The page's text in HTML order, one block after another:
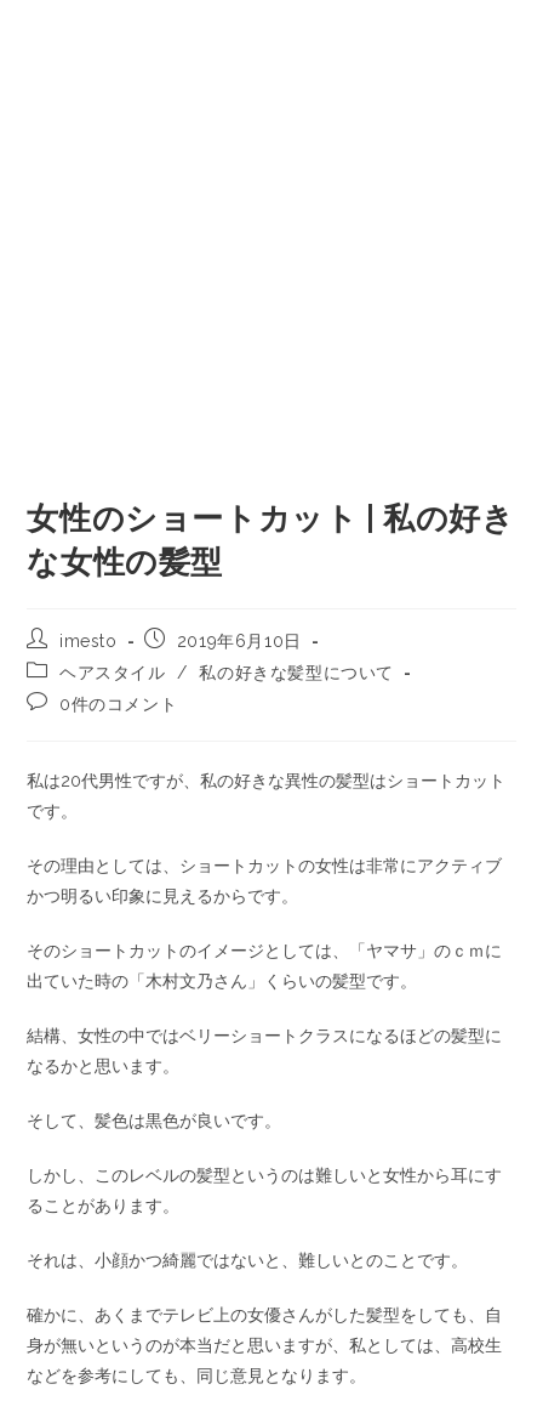
女性のショートカット | 私の好き
な女性の髪型
imesto
2019年6月10日
ヘアスタイル
/
私の好きな髪型について
0件のコメント
私は20代男性ですが、私の好きな異性の髪型はショートカット
です。
その理由としては、ショートカットの女性は非常にアクティブ
かつ明るい印象に見えるからです。
そのショートカットのイメージとしては、「ヤマサ」のｃｍに
出ていた時の「木村文乃さん」くらいの髪型です。
結構、女性の中ではベリーショートクラスになるほどの髪型に
なるかと思います。
そして、髪色は黒色が良いです。
しかし、このレベルの髪型というのは難しいと女性から耳にす
ることがあります。
それは、小顔かつ綺麗ではないと、難しいとのことです。
確かに、あくまでテレビ上の女優さんがした髪型をしても、自
身が無いというのが本当だと思いますが、私としては、高校生
などを参考にしても、同じ意見となります。